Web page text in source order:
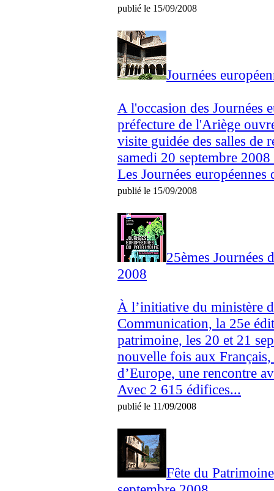
publié le 15/09/2008
Journées
A l'occasion des Journées
préfecture de l'Ariège
visite guidée des salles de
samedi 20 septembre
Les Journées
publié le 15/09/2008
25èmes Journées
2008
À l’initiative du ministère
Communication, la 25e
patrimoine, les 20 et 21
nouvelle fois aux
d’Europe, une rencontre
Avec 2 615 édifices...
publié le 11/09/2008
Fête du